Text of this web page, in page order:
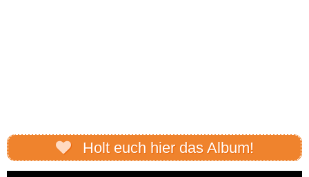
Holt euch hier das Album!